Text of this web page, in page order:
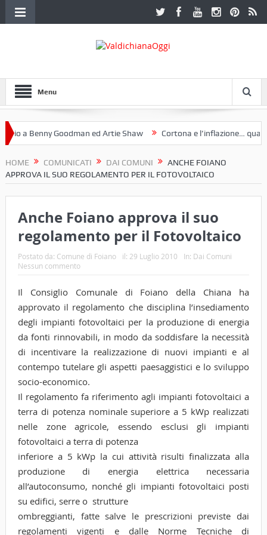
Menu
a Benny Goodman ed Artie Shaw Cortona e l’inflazione…
HOME COMUNICATI DAI COMUNI
ANCHE FOIANO
APPROVA IL SUO REGOLAMENTO PER IL FOTOVOLTAICO
Anche Foiano approva il suo
regolamento per il Fotovoltaico
Postato da: Comune di Foiano il: 29 Luglio 2010 In: Dai Comuni
Nessun commento
Il Consiglio Comunale di Foiano della Chiana ha
approvato il regolamento che disciplina l’insediamento
degli impianti fotovoltaici per la produzione di energia
da fonti rinnovabili, in modo da soddisfare la necessità
di incentivare la realizzazione di nuovi impianti e al
contempo tutelare gli aspetti paesaggistici e lo sviluppo
socio-economico.
Il regolamento fa riferimento agli impianti fotovoltaici a
terra di potenza nominale superiore a 5 kWp realizzati
nelle zone agricole, essendo esclusi gli impianti
fotovoltaici a terra di potenza
inferiore a 5 kWp la cui attività risulti finalizzata alla
produzione di energia elettrica necessaria
all’autoconsumo, nonché gli impianti fotovoltaici posti
su edifici, serre o strutture
ombreggianti, fatte salve le prescrizioni previste dai
regolamenti vigenti e dalle Norme Tecniche di